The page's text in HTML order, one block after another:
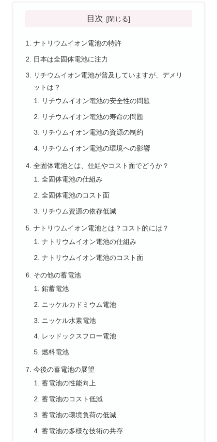
目次
ナトリウムイオン電池の特許
日本は全固体電池に注力
リチウムイオン電池が普及していますが、デメリ
ットは？
リチウムイオン電池の安全性の問題
リチウムイオン電池の寿命の問題
リチウムイオン電池の資源の制約
リチウムイオン電池の環境への影響
全固体電池とは、仕組やコスト面でどうか？
全固体電池の仕組み
全固体電池のコスト面
リチウム資源の依存低減
ナトリウムイオン電池とは？コスト的には？
ナトリウムイオン電池の仕組み
ナトリウムイオン電池のコスト面
その他の蓄電池
鉛蓄電池
ニッケルカドミウム電池
ニッケル水素電池
レッドックスフロー電池
燃料電池
今後の蓄電池の展望
蓄電池の性能向上
蓄電池のコスト低減
蓄電池の環境負荷の低減
蓄電池の多様な技術の共存